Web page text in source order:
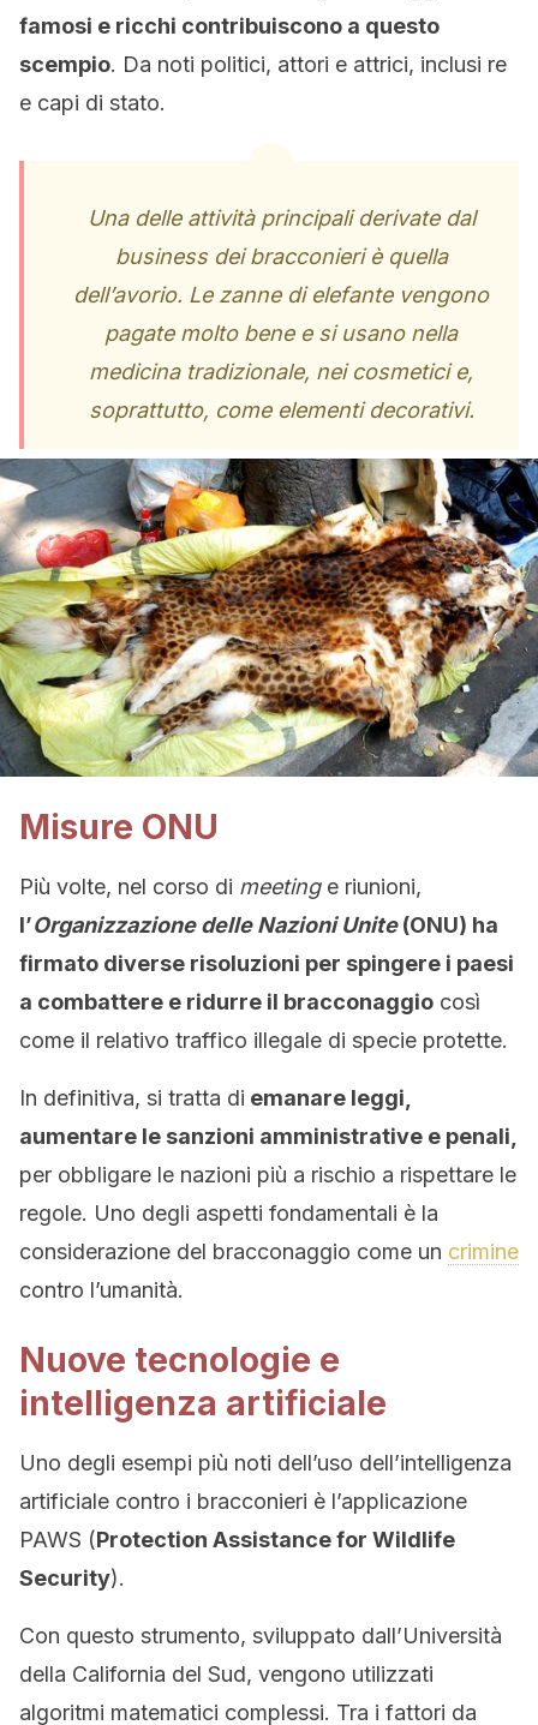
famosi e ricchi contribuiscono a questo
scempio. Da noti politici, attori e attrici, inclusi re
e capi di stato.
Una delle attività principali derivate dal
business dei bracconieri è quella
dell’avorio. Le zanne di elefante vengono
pagate molto bene e si usano nella
medicina tradizionale, nei cosmetici e,
soprattutto, come elementi decorativi.
Misure ONU
Più volte, nel corso di meetinge riunioni,
l’Organizzazione delle Nazioni Unite(ONU) ha
firmato diverse risoluzioni per spingere i paesi
a combattere e ridurre il bracconaggio così
come il relativo traffico illegale di specie protette.
In definitiva, si tratta di emanare leggi,
aumentare le sanzioni amministrative e penali,
per obbligare le nazioni più a rischio a rispettare le
regole. Uno degli aspetti fondamentali è la
considerazione del bracconaggio come un crimine
contro l’umanità.
Nuove tecnologie e
intelligenza artificiale
Uno degli esempi più noti dell’uso dell’intelligenza
artificiale contro i bracconieri è l’applicazione
PAWS (Protection Assistance for Wildlife
Security).
Con questo strumento, sviluppato dall’Università
della California del Sud, vengono utilizzati
algoritmi matematici complessi. Tra i fattori da